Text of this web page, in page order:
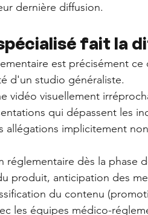
dernière diffusion.
fait la
est précisément
d'un studio généraliste.
vidéo visuellement
qui dépassent les
allégations implicitement
réglementaire dès la phase
produit, anticipation des
du contenu
les équipes médico-